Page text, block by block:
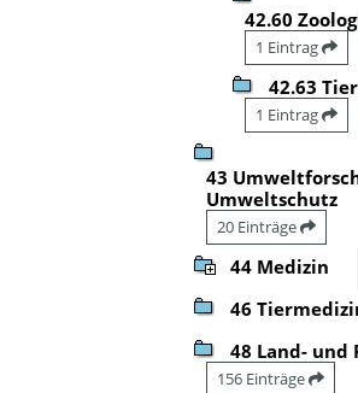
42.60
1 Eintrag
42.63
1 Eintrag
43
Umweltschutz
20 Einträge
44 Medizin
46
48 Land-
156 Einträge